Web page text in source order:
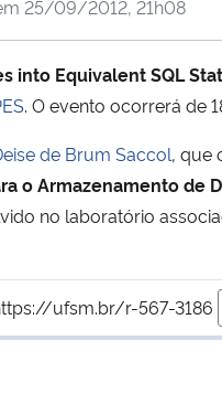
25/09/2012, 21h08
into Equivalent SQL
. O evento ocorrerá de
de Brum Saccol, que
o Armazenamento de
no laboratório
ufsm.br/r-567-3186